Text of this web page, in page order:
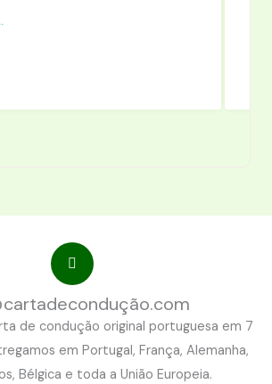
de condução original portuguesa em 7
em Portugal, França, Alemanha,
Bélgica e toda a União Europeia.